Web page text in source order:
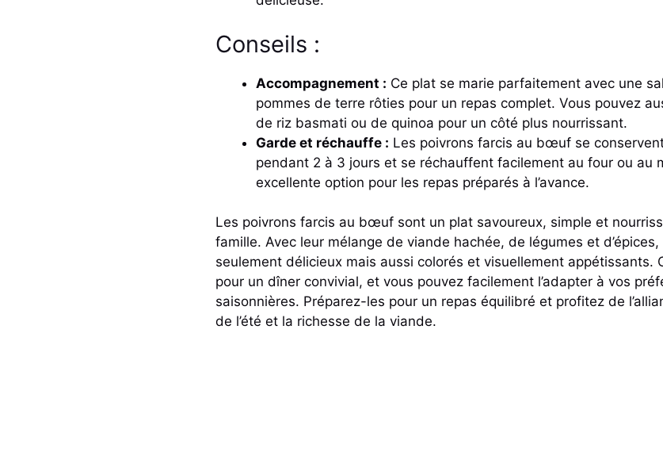
Conseils :
Accompagnement : Ce plat se marie parfaitement avec une
pommes de terre rôties pour un repas complet. Vous pouvez
de riz basmati ou de quinoa pour un côté plus nourrissant.
Garde et réchauffe : Les poivrons farcis au bœuf se
pendant 2 à 3 jours et se réchauffent facilement au four ou au
excellente option pour les repas préparés à l’avance.
Les poivrons farcis au bœuf sont un plat savoureux, simple et
famille. Avec leur mélange de viande hachée, de légumes et
seulement délicieux mais aussi colorés et visuellement appétissants.
pour un dîner convivial, et vous pouvez facilement l’adapter à vos
saisonnières. Préparez-les pour un repas équilibré et profitez de
de l’été et la richesse de la viande.